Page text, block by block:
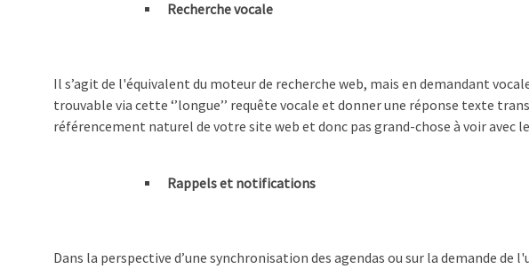
Recherche vocale
Il s’agit de l'équivalent du moteur de recherche web, mais en demandant
trouvable via cette ‘’longue’’ requête vocale et donner une réponse texte
référencement naturel de votre site web et donc pas grand-chose à voir avec
Rappels et notifications
Dans la perspective d’une synchronisation des agendas ou sur la demande